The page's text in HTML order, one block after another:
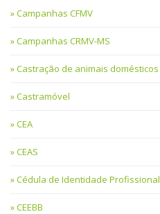
Campanhas CFMV
Campanhas CRMV-MS
Castração de animais domésticos
Castramóvel
CEA
CEAS
Cédula de Identidade Profissional
CEEBB